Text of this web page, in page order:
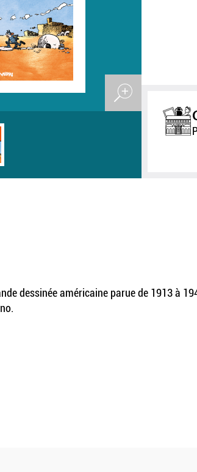
dessinée américaine parue de 1913 à